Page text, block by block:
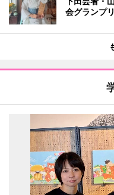
会グランプ